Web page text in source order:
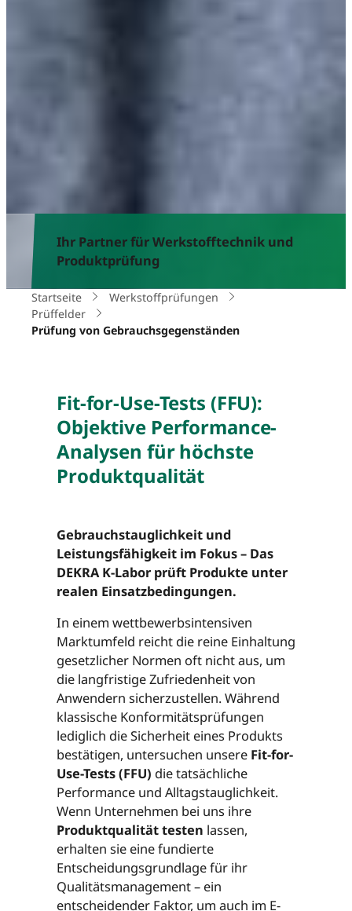
Ihr Partner für Werkstofftechnik und
Produktprüfung
Startseite
Werkstoffprüfungen
Prüffelder
Prüfung von Gebrauchsgegenständen
Fit-for-Use-Tests (FFU):
Objektive Performance-
Analysen für höchste
Produktqualität
Gebrauchstauglichkeit und
Leistungsfähigkeit im Fokus – Das
DEKRA K-Labor prüft Produkte unter
realen Einsatzbedingungen.
In einem wettbewerbsintensiven
Marktumfeld reicht die reine Einhaltung
gesetzlicher Normen oft nicht aus, um
die langfristige Zufriedenheit von
Anwendern sicherzustellen. Während
klassische Konformitätsprüfungen
lediglich die Sicherheit eines Produkts
bestätigen, untersuchen unsere Fit-for-
Use-Tests (FFU) die tatsächliche
Performance und Alltagstauglichkeit.
Wenn Unternehmen bei uns ihre
Produktqualität testen lassen,
erhalten sie eine fundierte
Entscheidungsgrundlage für ihr
Qualitätsmanagement – ein
entscheidender Faktor, um auch im E-